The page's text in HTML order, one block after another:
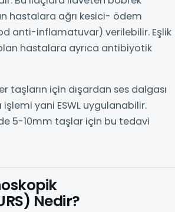
hastalara ağrı kesici- ödem
anti-inflamatuvar) verilebilir. Eşlik
hastalara ayrıca antibiyotik
taşların için dışardan ses dalgası
işlemi yani ESWL uygulanabilir.
5-10mm taşlar için bu tedavi
Nedir?